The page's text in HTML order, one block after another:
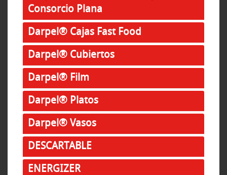
Consorcio Plana
Darpel® Cajas Fast Food
Darpel® Cubiertos
Darpel® Film
Darpel® Platos
Darpel® Vasos
DESCARTABLE
ENERGIZER